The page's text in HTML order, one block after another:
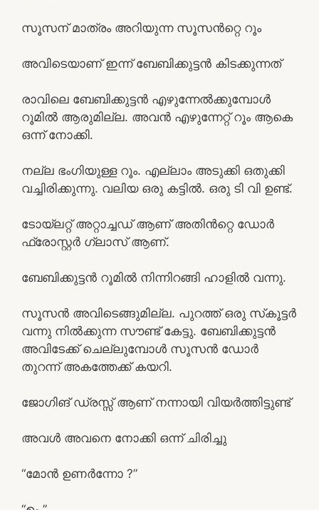
സൂസന് മാത്രം അറിയുന്ന സൂസൻറ്റെ റൂം
അവിടെയാണ് ഇന്ന് ബേബിക്കുട്ടൻ കിടക്കുന്നത്
രാവിലെ ബേബിക്കുട്ടൻ എഴുന്നേൽക്കുമ്പോൾ
റൂമിൽ ആരുമില്ല. അവൻ എഴുന്നേറ്റ് റൂം ആകെ
ഒന്ന് നോക്കി.
നല്ല ഭംഗിയുള്ള റൂം. എല്ലാം അടുക്കി ഒതുക്കി
വച്ചിരിക്കുന്നു. വലിയ ഒരു കട്ടിൽ. ഒരു ടി വി ഉണ്ട്.
ടോയ്‌ലറ്റ് അറ്റാച്ചഡ് ആണ് അതിൻറ്റെ ഡോർ
ഫ്രോസ്റ്റർ ഗ്ലാസ് ആണ്.
ബേബിക്കുട്ടൻ റൂമിൽ നിന്നിറങ്ങി ഹാളിൽ വന്നു.
സൂസൻ അവിടെങ്ങുമില്ല. പുറത്ത് ഒരു സ്‌കൂട്ടർ
വന്നു നിൽക്കുന്ന സൗണ്ട് കേട്ടു. ബേബിക്കുട്ടൻ
അവിടേക്ക് ചെല്ലുമ്പോൾ സൂസൻ ഡോർ
തുറന്ന് അകത്തേക്ക് കയറി.
ജോഗിങ് ഡ്രസ്സ് ആണ് നന്നായി വിയർത്തിട്ടുണ്ട്
അവൾ അവനെ നോക്കി ഒന്ന് ചിരിച്ചു
“മോൻ ഉണർന്നോ ?”